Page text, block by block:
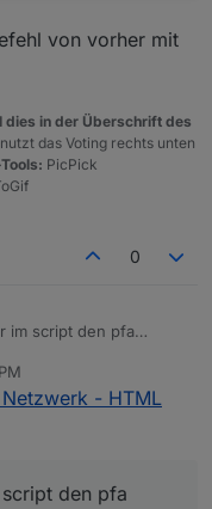
von vorher mit
dies in der Überschrift des
das Voting rechts unten
PicPick
0
im script den pfa
- HTML
den pfa